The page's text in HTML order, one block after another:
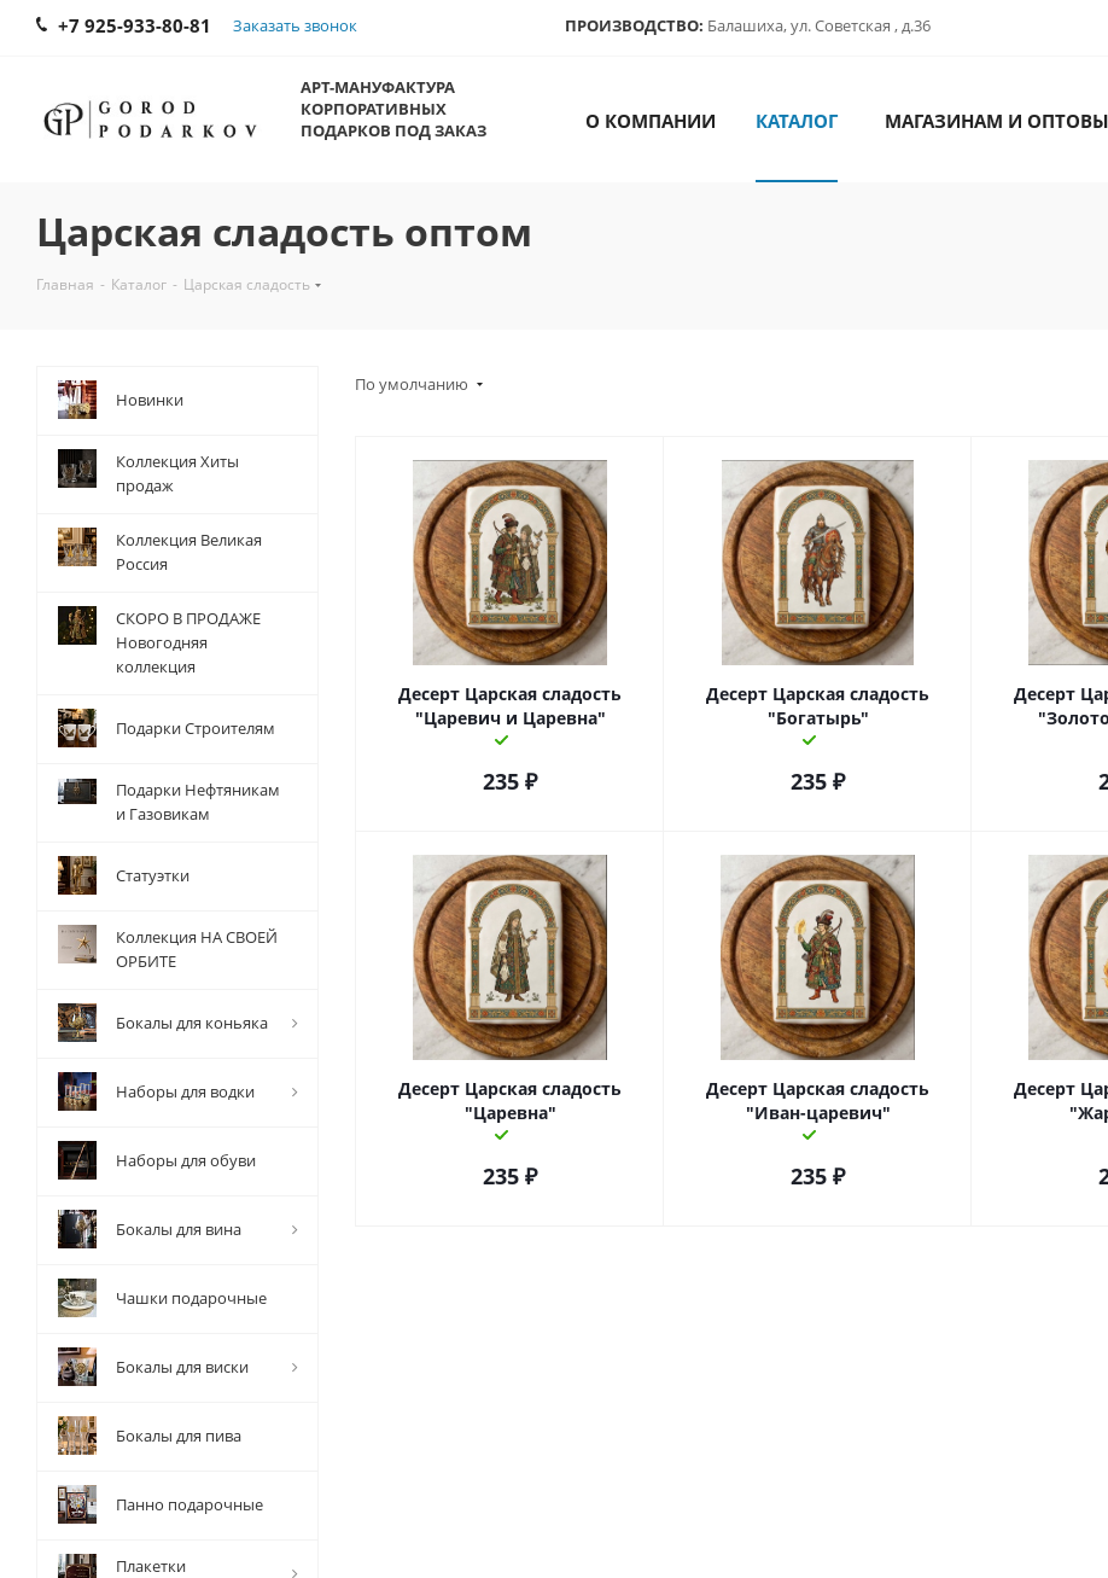
+7 925-933-80-81 Заказать звонок ПРОИЗВОДСТВО: Балашиха, ул. Советская , д.36
АРТ-МАНУФАКТУРА
КОРПОРАТИВНЫХ
ПОДАРКОВ ПОД ЗАКАЗ
О КОМПАНИИ КАТАЛОГ МАГАЗИНАМ И
Царская сладость оптом
Главная - Каталог - Царская сладость
По умолчанию
Десерт Царская сладость
"Царевич и Царевна"
235 ₽
Десерт Царская сладость
"Богатырь"
235 ₽
Десерт
Десерт Царская сладость
"Царевна"
235 ₽
Десерт Царская сладость
"Иван-царевич"
235 ₽
Десерт
Новинки
Коллекция Хиты
продаж
Коллекция Великая
Россия
СКОРО В ПРОДАЖЕ
Новогодняя
коллекция
Подарки Строителям
Подарки Нефтяникам
и Газовикам
Статуэтки
Коллекция НА СВОЕЙ
ОРБИТЕ
Бокалы для коньяка
Наборы для водки
Наборы для обуви
Бокалы для вина
Чашки подарочные
Бокалы для виски
Бокалы для пива
Панно подарочные
Плакетки